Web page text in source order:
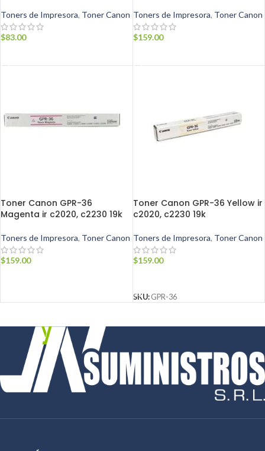
Toners de Impresora, Toner Canon
$83.00
Toners de Impresora, Toner Canon
$159.00
Toner Canon GPR-36
Magenta ir c2020, c2230 19k
Toners de Impresora, Toner Canon
$159.00
Toner Canon GPR-36 Yellow ir
c2020, c2230 19k
Toners de Impresora, Toner Canon
$159.00
SKU: GPR-36